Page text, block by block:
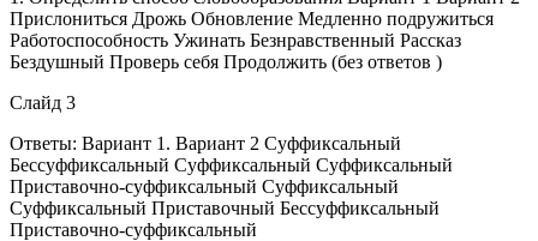
Прислониться Дрожь Обновление Медленно подружиться
Работоспособность Ужинать Безнравственный Рассказ
Бездушный Проверь себя Продолжить (без ответов )
Слайд 3
Ответы: Вариант 1. Вариант 2 Суффиксальный
Бессуффиксальный Суффиксальный Суффиксальный
Приставочно-суффиксальный Суффиксальный
Суффиксальный Приставочный Бессуффиксальный
Приставочно-суффиксальный